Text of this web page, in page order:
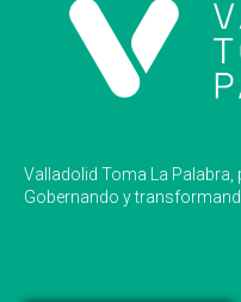
Valladolid Toma La
Gobernando y